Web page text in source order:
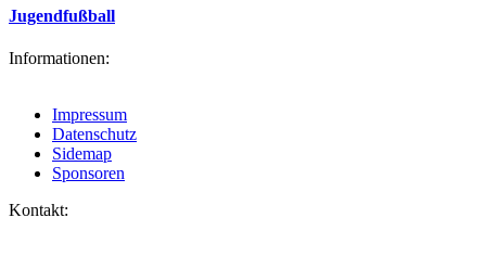
Jugendfußball
Informationen:
Impressum
Datenschutz
Sidemap
Sponsoren
Kontakt: